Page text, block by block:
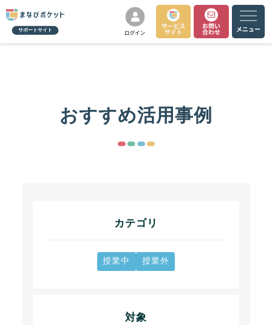
サポートサイト
おすすめ活用事例
カテゴリ
授業中 授業外
対象